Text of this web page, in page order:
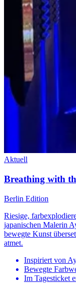
Aktuell
Breathing with
Berlin Edition
Riesige,
japanischen Malerin
bewegte Kunst
atmet.
Inspiriert von
Bewegte
Im Tagesticket